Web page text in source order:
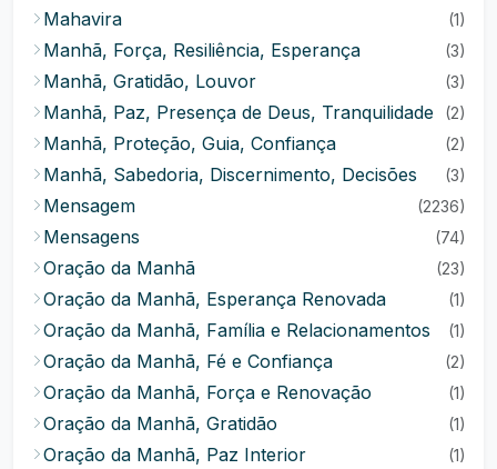
Mahavira (1)
Manhã, Força, Resiliência, Esperança (3)
Manhã, Gratidão, Louvor (3)
Manhã, Paz, Presença de Deus, Tranquilidade (2)
Manhã, Proteção, Guia, Confiança (2)
Manhã, Sabedoria, Discernimento, Decisões (3)
Mensagem (2236)
Mensagens (74)
Oração da Manhã (23)
Oração da Manhã, Esperança Renovada (1)
Oração da Manhã, Família e Relacionamentos (1)
Oração da Manhã, Fé e Confiança (2)
Oração da Manhã, Força e Renovação (1)
Oração da Manhã, Gratidão (1)
Oração da Manhã, Paz Interior (1)